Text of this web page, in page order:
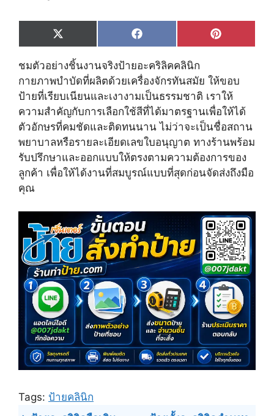
Share
on
X
(
w
i
t
e
r
)
Share
on
F
a
e
b
o
o
k
Share
on
P
i
e
r
e
s
t
ชมตัวอย่างชิ้นงานจริงป้ายอะคริลิคคลินิก
กายภาพบำบัดที่ผลิตด้วยเครื่องจักรทันสมัย ให้ขอบ
ป้ายที่เรียบเนียนและเงางามเป็นธรรมชาติ เราให้
ความสำคัญกับการเลือกใช้สีที่ได้มาตรฐานเพื่อให้ได้
ตัวอักษรที่คมชัดและติดทนนาน ไม่ว่าจะเป็นชื่อสถาน
พยาบาลหรือรายละเอียดเลขใบอนุญาต ทางร้านพร้อม
รับปรึกษาและออกแบบให้ตรงตามความต้องการของ
ลูกค้า เพื่อให้ได้งานที่สมบูรณ์แบบที่สุดก่อนจัดส่งถึงมือ
คุณ
Tags: ป้ายคลินิก